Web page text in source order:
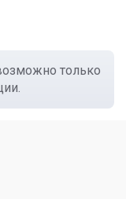
только